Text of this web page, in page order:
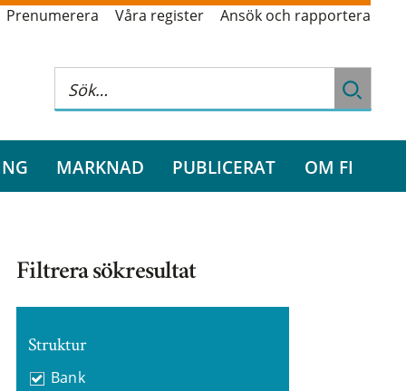
Prenumerera Våra register Ansök och rapportera
MARKNAD PUBLICERAT OM FI
Filtrera sökresultat
Struktur
Bank